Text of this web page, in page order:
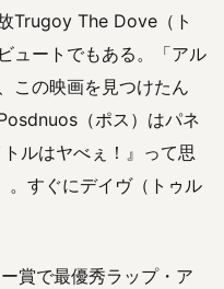
Trugoy The Dove（ト
ュートでもある。「アル
この映画を見つけたん
（ポス）はパネ
ルはヤべぇ！』って思
すぐにデイヴ（トゥル
賞で最優秀ラップ・ア